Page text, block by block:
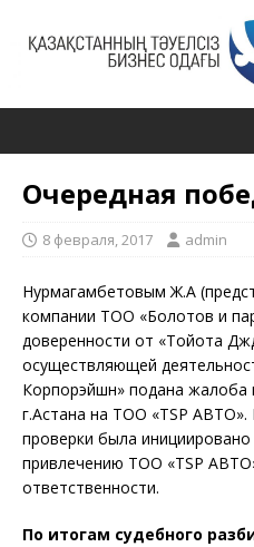
Очередная
8 февраля, 2017 admin
Нурмагамбетовым Ж.А
компании ТОО «Болотов и
доверенности от «Тойота
осуществляющей
Корпорэйшн» подана жалоба
г.Астана на ТОО «TSP
проверки была
привлечению ТОО «TSP
ответственности.
По итогам судебного